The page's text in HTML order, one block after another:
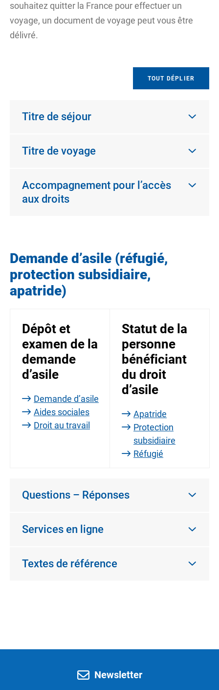
souhaitez quitter la France pour effectuer un
voyage, un document de voyage peut vous être
délivré.
TOUT DÉPLIER
Titre de séjour
Titre de voyage
Accompagnement pour l’accès
aux droits
Demande d’asile (réfugié,
protection subsidiaire,
apatride)
Dépôt et
examen de la
demande
d’asile
Demande d’asile
Aides sociales
Droit au travail
Statut de la
personne
bénéficiant
du droit
d’asile
Apatride
Protection
subsidiaire
Réfugié
Questions – Réponses
Services en ligne
Textes de référence
Newsletter